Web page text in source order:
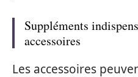
Suppléments
accessoires
Les accessoires